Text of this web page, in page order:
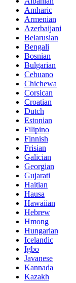
Amharic
Armenian
Azerbaijani
Belarusian
Bengali
Bosnian
Bulgarian
Cebuano
Chichewa
Corsican
Croatian
Dutch
Estonian
Filipino
Finnish
Frisian
Galician
Georgian
Gujarati
Haitian
Hausa
Hawaiian
Hebrew
Hmong
Hungarian
Icelandic
Igbo
Javanese
Kannada
Kazakh